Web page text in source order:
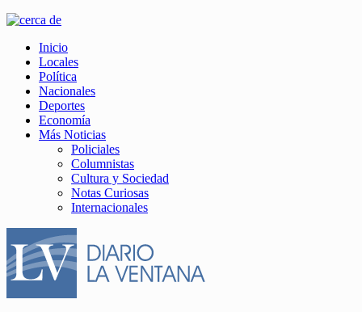
Inicio
Locales
Política
Nacionales
Deportes
Economía
Más Noticias
Policiales
Columnistas
Cultura y Sociedad
Notas Curiosas
Internacionales